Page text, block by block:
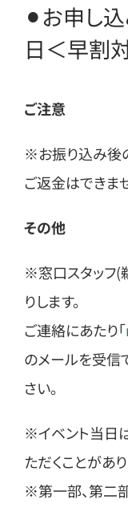
⚫︎お申し
日＜早割
ご注意
※お振り込み後
ご返金はできま
その他
※窓口スタッフ(
りします。
ご連絡にあたり「
のメールを受信
さい。
※イベント当日
ただくことがあ
※第一部、第二